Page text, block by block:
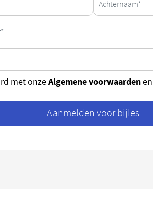
met onzeAlgemene voorwaarden
Aanmelden voor bijles